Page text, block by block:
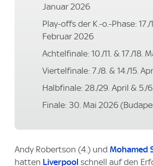
Januar 2026
Play-offs der K.-o.-Phase: 17./
Februar 2026
Achtelfinale: 10./11. & 17./18.
Viertelfinale: 7./8. & 14./15.
Halbfinale: 28./29. April & 5./
Finale: 30. Mai 2026
Andy Robertson (4.) und Mohamed
hatten Liverpool schnell auf den